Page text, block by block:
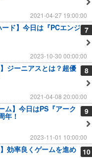
2021-04-27 19:00:00
7
ード】今日は『PCエンジ
2023-10-30 00:00:00
8
ジーニアスとは？超優
2021-04-08 20:00:00
9
ム】今日はPS『アーク
年！
2023-11-01 10:00:00
10
効率良くゲームを進め